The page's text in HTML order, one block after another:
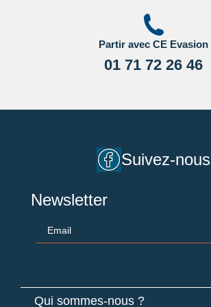
Partir avec CE Evasion
01 71 72 26 46
Suivez-nous
Newsletter
Email
Qui sommes-nous ?